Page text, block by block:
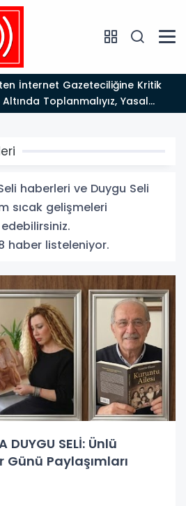
Toplanmalıyız, Yasal
Hazırız"
haberleri ve Duygu Seli
sıcak gelişmeleri
haber listeleniyor.
DUYGU SELİ: Ünlü
Paylaşımları